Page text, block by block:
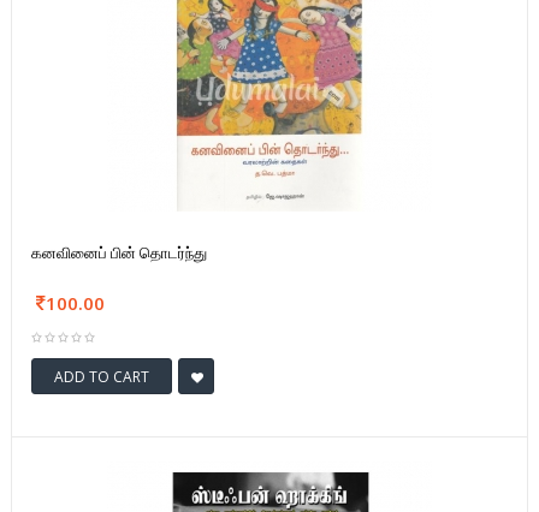
கனவினைப் பின் தொடர்ந்து
100.00
ADD TO CART